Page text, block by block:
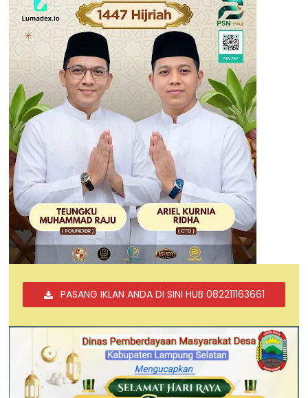
PASANG IKLAN ANDA DI SINI HUB 082211163661